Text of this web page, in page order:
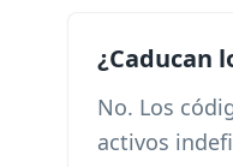
¿Caducan
No. Los
activos